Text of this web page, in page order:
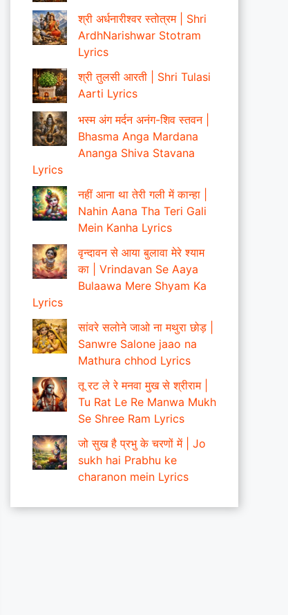
श्री अर्धनारीश्वर स्तोत्रम | Shri
ArdhNarishwar Stotram
Lyrics
श्री तुलसी आरती | Shri Tulasi
Aarti Lyrics
भस्म अंग मर्दन अनंग-शिव स्तवन |
Bhasma Anga Mardana
Ananga Shiva Stavana
Lyrics
नहीं आना था तेरी गली में कान्हा |
Nahin Aana Tha Teri Gali
Mein Kanha Lyrics
वृन्दावन से आया बुलावा मेरे श्याम
का | Vrindavan Se Aaya
Bulaawa Mere Shyam Ka
Lyrics
सांवरे सलोने जाओ ना मथुरा छोड़ |
Sanwre Salone jaao na
Mathura chhod Lyrics
तू रट ले रे मनवा मुख से श्रीराम |
Tu Rat Le Re Manwa Mukh
Se Shree Ram Lyrics
जो सुख है प्रभु के चरणों में | Jo
sukh hai Prabhu ke
charanon mein Lyrics